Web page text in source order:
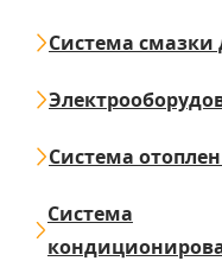
Система смазки
Система
Система